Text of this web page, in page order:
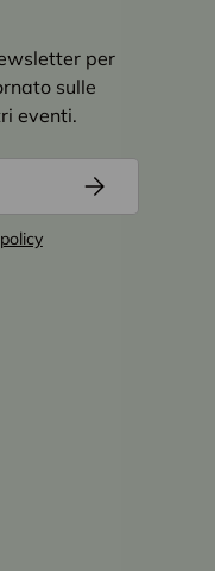
per
sulle
eventi.
Iscriviti